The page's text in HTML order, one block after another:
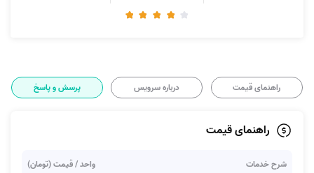
راهنمای قیمت درباره سرویس پرسش و پاسخ
راهنمای قیمت
شرح خدمات واحد / قیمت (تومان)